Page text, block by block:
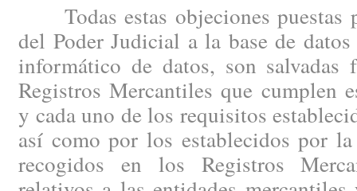
Todas estas objeciones puestas
del Poder Judicial a la base de
informático de datos, son salvadas
Registros Mercantiles que cumplen
y cada uno de los requisitos
así como por los establecidos por
recogidos en los Registros